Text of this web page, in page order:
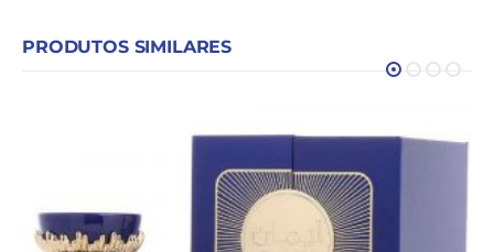
PRODUTOS SIMILARES